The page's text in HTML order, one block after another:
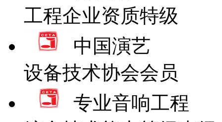
工程企业资质特级
中国演艺
设备技术协会会员
专业音响工程